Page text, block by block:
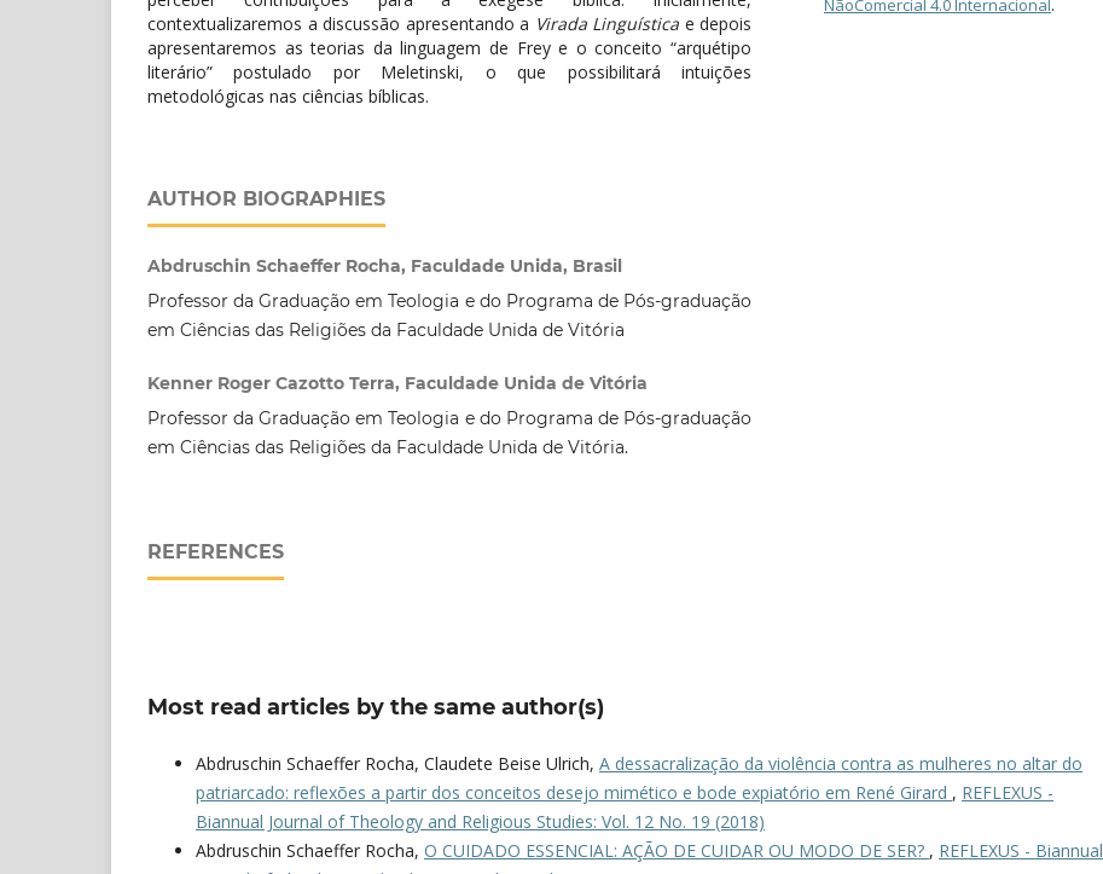
contextualizaremos a discussão apresentando a Virada Linguística e depois
apresentaremos as teorias da linguagem de Frey e o conceito “arquétipo
literário” postulado por Meletinski, o que possibilitará intuições
metodológicas nas ciências bíblicas.
AUTHOR BIOGRAPHIES
Abdruschin Schaeffer Rocha, Faculdade Unida, Brasil
Professor da Graduação em Teologia e do Programa de Pós-graduação
em Ciências das Religiões da Faculdade Unida de Vitória
Kenner Roger Cazotto Terra, Faculdade Unida de Vitória
Professor da Graduação em Teologia e do Programa de Pós-graduação
em Ciências das Religiões da Faculdade Unida de Vitória.
REFERENCES
NãoComercial 4.0 Internacional.
Most read articles by the same author(s)
Abdruschin Schaeffer Rocha, Claudete Beise Ulrich, A dessacralização da violência contra as mulheres no altar do
patriarcado: reflexões a partir dos conceitos desejo mimético e bode expiatório em René Girard , REFLEXUS -
Biannual Journal of Theology and Religious Studies: Vol. 12 No. 19 (2018)
Abdruschin Schaeffer Rocha, O CUIDADO ESSENCIAL: AÇÃO DE CUIDAR OU MODO DE SER? , REFLEXUS - Biannual